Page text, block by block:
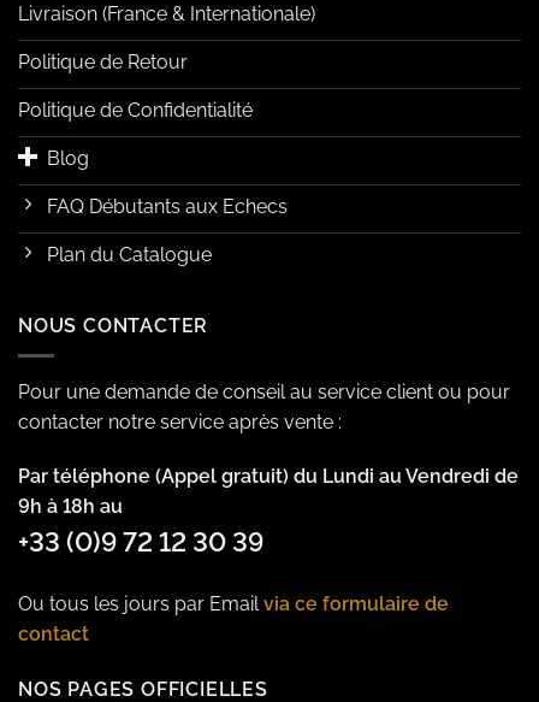
Livraison (France & Internationale)
Politique de Retour
Politique de Confidentialité
Blog
FAQ Débutants aux Echecs
Plan du Catalogue
NOUS CONTACTER
Pour une demande de conseil au service client ou pour
contacter notre service après vente :
Par téléphone (Appel gratuit) du Lundi au Vendredi de
9h à 18h au
+33 (0)9 72 12 30 39
Ou tous les jours par Emailvia ce formulaire de
contact
NOS PAGES OFFICIELLES